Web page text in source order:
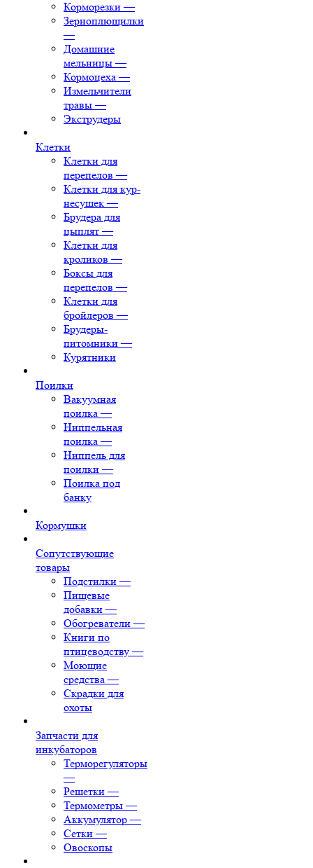
Корморезки —
Зерноплющилки
—
Домашние
мельницы —
Кормоцеха —
Измельчители
травы —
Экструдеры
Клетки
Клетки для
перепелов —
Клетки для кур-
несушек —
Брудера для
цыплят —
Клетки для
кроликов —
Боксы для
перепелов —
Клетки для
бройлеров —
Брудеры-
питомники —
Курятники
Поилки
Вакуумная
поилка —
Ниппельная
поилка —
Ниппель для
поилки —
Поилка под
банку
Кормушки
Сопутствующие
товары
Подстилки —
Пищевые
добавки —
Обогреватели —
Книги по
птицеводству —
Моющие
средства —
Скрадки для
охоты
Запчасти для
инкубаторов
Терморегуляторы
—
Решетки —
Термометры —
Аккумулятор —
Сетки —
Овоскопы